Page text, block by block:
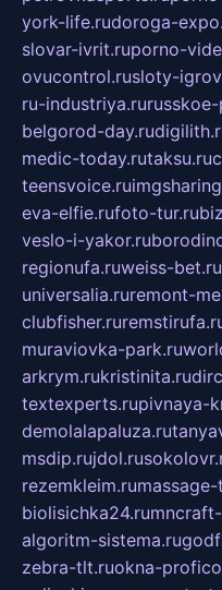
york-life.rudoroga-
slovar-ivrit.ruporno-
ovucontrol.rusloty-
ru-industriya.ru
belgorod-day.ru
medic-today.rutaksu.ru
teensvoice.ru
eva-elfie.rufoto-tur.ru
veslo-i-yakor.ru
regionufa.ruweiss-bet.ru
universalia.ruremont-
clubfisher.ru
muraviovka-park.ru
arkrym.rukristinita.ru
textexperts.rupivnaya-
demolalapaluza.ru
msdip.rujdol.ru
rezemkleim.rumassage-
biolisichka24.ru
algoritm-sistema.ru
zebra-tlt.ruokna-